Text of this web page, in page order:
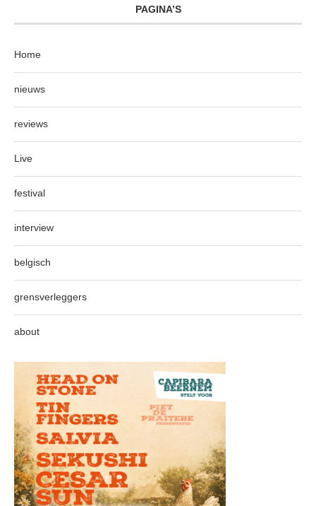
PAGINA’S
Home
nieuws
reviews
Live
festival
interview
belgisch
grensverleggers
about